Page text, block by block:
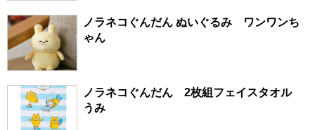
ノラネコぐんだん ぬいぐるみ ワンワンち
ゃん
ノラネコぐんだん 2枚組フェイスタオル
うみ